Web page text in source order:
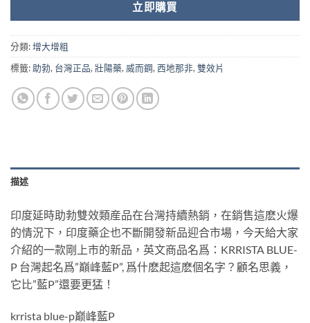
立即購買
分類:增大增粗
標籤: 助勃, 台灣正品, 壯陽藥, 威而鋼, 西地那非, 雙效片
描述
印度延時助勃雙效類産品在台灣持續熱銷，在銷售這麽火爆
的情況下，印度藥企也不斷開發新品迎合市場，今天給大家
介紹的一款剛上市的新品，英文商品名爲：KRRISTA BLUE-
P 台灣起名爲”巔峰藍P”, 爲什麽起這麽個名字？顧名思義，
它比”藍P”還要更猛！
krrista blue-p巅峰藍P